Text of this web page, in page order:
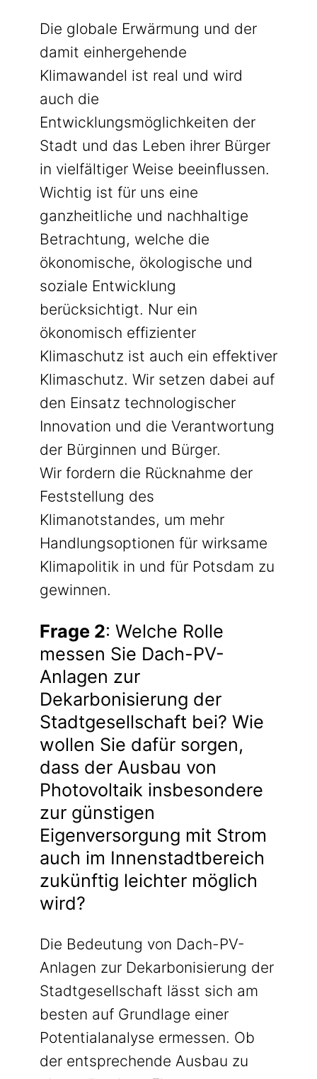
Die globale Erwärmung und der
damit einhergehende
Klimawandel ist real und wird
auch die
Entwicklungsmöglichkeiten der
Stadt und das Leben ihrer Bürger
in vielfältiger Weise beeinflussen.
Wichtig ist für uns eine
ganzheitliche und nachhaltige
Betrachtung, welche die
ökonomische, ökologische und
soziale Entwicklung
berücksichtigt. Nur ein
ökonomisch effizienter
Klimaschutz ist auch ein effektiver
Klimaschutz. Wir setzen dabei auf
den Einsatz technologischer
Innovation und die Verantwortung
der Bürginnen und Bürger.
Wir fordern die Rücknahme der
Feststellung des
Klimanotstandes, um mehr
Handlungsoptionen für wirksame
Klimapolitik in und für Potsdam zu
gewinnen.
Frage 2: Welche Rolle
messen Sie Dach-PV-
Anlagen zur
Dekarbonisierung der
Stadtgesellschaft bei? Wie
wollen Sie dafür sorgen,
dass der Ausbau von
Photovoltaik insbesondere
zur günstigen
Eigenversorgung mit Strom
auch im Innenstadtbereich
zukünftig leichter möglich
wird?
Die Bedeutung von Dach-PV-
Anlagen zur Dekarbonisierung der
Stadtgesellschaft lässt sich am
besten auf Grundlage einer
Potentialanalyse ermessen. Ob
der entsprechende Ausbau zu